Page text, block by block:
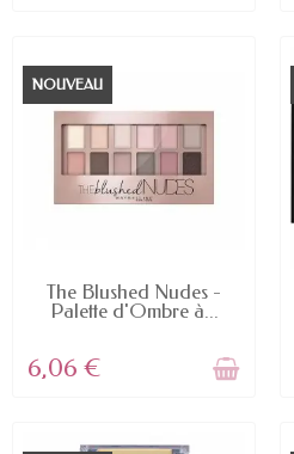
NOUVEAU
RUPTURE DE STOCK
The Blushed Nudes -
Palette d'Ombre à...
6,06 €